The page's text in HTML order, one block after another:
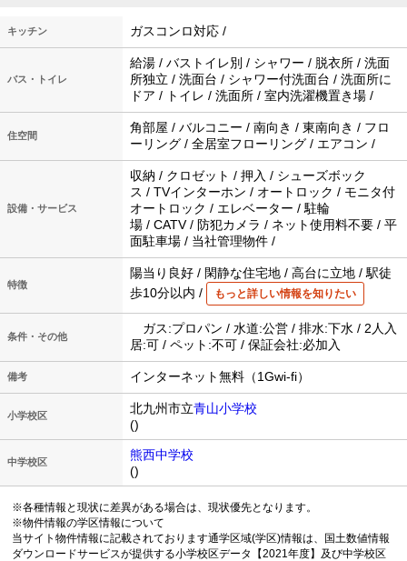
キッチン ガスコンロ対応 /
バス・トイレ
給湯 / バストイレ別 / シャワー / 脱衣所 / 洗面
所独立 / 洗面台 / シャワー付洗面台 / 洗面所に
ドア / トイレ / 洗面所 / 室内洗濯機置き場 /
住空間
角部屋 / バルコニー / 南向き / 東南向き / フロ
ーリング / 全居室フローリング / エアコン /
設備・サービス
収納 / クロゼット / 押入 / シューズボック
ス / TVインターホン / オートロック / モニタ付
オートロック / エレベーター / 駐輪
場 / CATV / 防犯カメラ / ネット使用料不要 / 平
面駐車場 / 当社管理物件 /
特徴
陽当り良好 / 閑静な住宅地 / 高台に立地 / 駅徒
歩10分以内 /
もっと詳しい情報を知りたい
条件・その他
ガス:プロパン / 水道:公営 / 排水:下水 / 2人入
居:可 / ペット:不可 / 保証会社:必加入
備考 インターネット無料（1Gwi-fi）
小学校区 北九州市立青山小学校
()
中学校区
熊西中学校
()
※各種情報と現状に差異がある場合は、現状優先となります。
※物件情報の学区情報について
当サイト物件情報に記載されております通学区域(学区)情報は、国土数値情報
ダウンロードサービスが提供する小学校区データ【2021年度】及び中学校区